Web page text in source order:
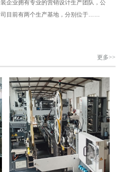
装企业拥有专业的营销设计生产团队，公
司目前有两个生产基地，分别位于……
更多>>